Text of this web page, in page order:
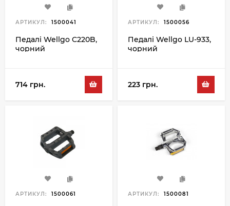
АРТИКУЛ: 1500041
Педалі Wellgo C220B,
чорний
714 грн.
АРТИКУЛ: 1500056
Педалі Wellgo LU-933,
чорний
223 грн.
АРТИКУЛ: 1500061 АРТИКУЛ: 1500081